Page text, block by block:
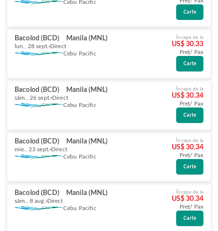
Cebu Pacific
Carte
Bacolod (BCD) Manila (MNL)
lun., 28 sept. Direct
Cebu Pacific
Începe de la
US$ 30.33
Preț/ Pax
Carte
Bacolod (BCD) Manila (MNL)
sâm., 26 sept. Direct
Cebu Pacific
Începe de la
US$ 30.34
Preț/ Pax
Carte
Bacolod (BCD) Manila (MNL)
mie., 23 sept. Direct
Cebu Pacific
Începe de la
US$ 30.34
Preț/ Pax
Carte
Bacolod (BCD) Manila (MNL)
sâm., 8 aug. Direct
Cebu Pacific
Începe de la
US$ 30.34
Preț/ Pax
Carte